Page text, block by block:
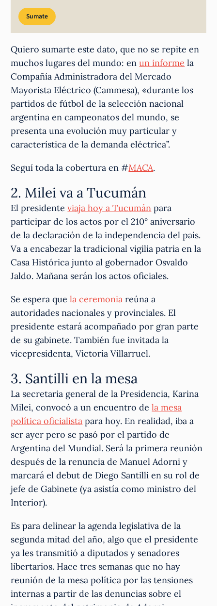
Sumate
Quiero sumarte este dato, que no se repite en
muchos lugares del mundo: enun informe la
Compañía Administradora del Mercado
Mayorista Eléctrico (Cammesa), «durante los
partidos de fútbol de la selección nacional
argentina en campeonatos del mundo, se
presenta una evolución muy particular y
característica de la demanda eléctrica”.
Seguí toda la cobertura en #MACA.
2. Milei va a Tucumán
El presidenteviaja hoy a Tucumán para
participar de los actos por el 210° aniversario
de la declaración de la independencia del país.
Va a encabezar la tradicional vigilia patria en la
Casa Histórica junto al gobernador Osvaldo
Jaldo. Mañana serán los actos oficiales.
Se espera quela ceremonia reúna a
autoridades nacionales y provinciales. El
presidente estará acompañado por gran parte
de su gabinete. También fue invitada la
vicepresidenta, Victoria Villarruel.
3. Santilli en la mesa
La secretaria general de la Presidencia, Karina
Milei, convocó a un encuentro dela mesa
política oficialista para hoy. En realidad, iba a
ser ayer pero se pasó por el partido de
Argentina del Mundial. Será la primera reunión
después de la renuncia de Manuel Adorni y
marcará el debut de Diego Santilli en su rol de
jefe de Gabinete (ya asistía como ministro del
Interior).
Es para delinear la agenda legislativa de la
segunda mitad del año, algo que el presidente
ya les transmitió a diputados y senadores
libertarios. Hace tres semanas que no hay
reunión de la mesa política por las tensiones
internas a partir de las denuncias sobre el